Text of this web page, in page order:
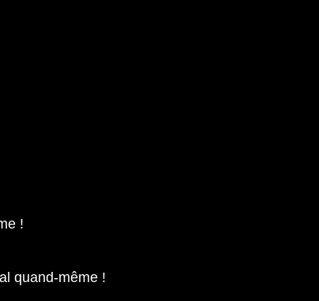
!
quand-même !